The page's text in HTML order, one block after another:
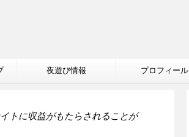
夜遊び情報 プロフィール
トに収益がもたらされることが